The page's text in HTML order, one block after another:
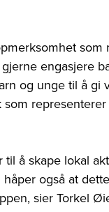
engasjere
og unge til å
å skape lokal
også at
sier Torkel